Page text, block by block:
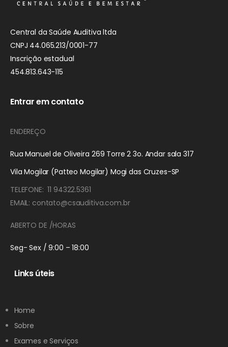
Central da Saúde Auditiva ltda
CNPJ 44.065.213/0001-77
Inscrição estadual
454.813.643-115
Entrar em contato
ENDEREÇO
Rua Manuel de Oliveira 269 Torre 2 3o. Andar sala 317
Vila Mogilar (Patteo Mogilar) Mogi das Cruzes-SP
TELEFONE: 11 94322.5361
EMAIL: contato@csauditiva.com.br
ABERTO DE /HORAS
Seg- Sex / 9:00 – 18:00
Links úteis
Home
Sobre
Exames e Serviços